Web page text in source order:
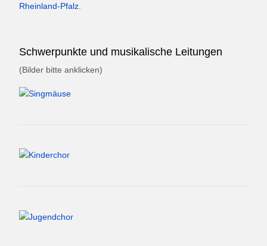
Rheinland-Pfalz
Schwerpunkte und musikalische Leitungen
(Bilder bitte anklicken)